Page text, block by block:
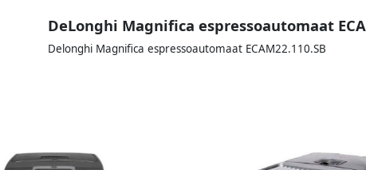
DeLonghi Magnifica espressoautomaat
Delonghi Magnifica espressoautomaat ECAM22.110.SB